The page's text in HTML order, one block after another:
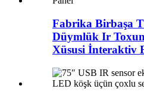
Fabrika Birbaşa
Düymlük Ir
Xüsusi İnteraktiv